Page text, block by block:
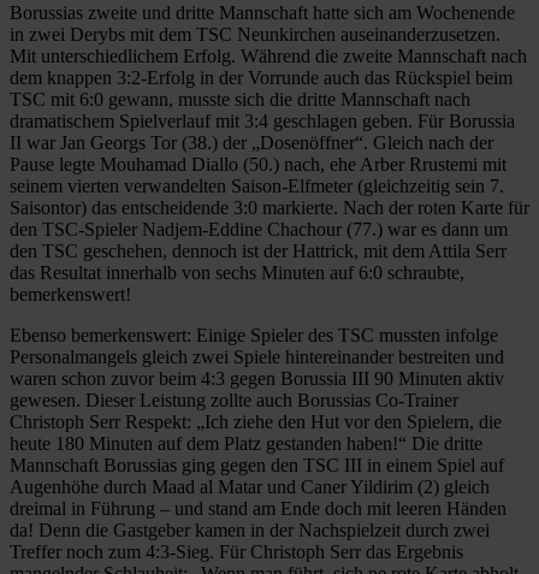
Borussias zweite und dritte Mannschaft hatte sich am Wochenende
in zwei Derybs mit dem TSC Neunkirchen auseinanderzusetzen.
Mit unterschiedlichem Erfolg. Während die zweite Mannschaft nach
dem knappen 3:2-Erfolg in der Vorrunde auch das Rückspiel beim
TSC mit 6:0 gewann, musste sich die dritte Mannschaft nach
dramatischem Spielverlauf mit 3:4 geschlagen geben. Für Borussia
II war Jan Georgs Tor (38.) der „Dosenöffner“. Gleich nach der
Pause legte Mouhamad Diallo (50.) nach, ehe Arber Rrustemi mit
seinem vierten verwandelten Saison-Elfmeter (gleichzeitig sein 7.
Saisontor) das entscheidende 3:0 markierte. Nach der roten Karte für
den TSC-Spieler Nadjem-Eddine Chachour (77.) war es dann um
den TSC geschehen, dennoch ist der Hattrick, mit dem Attila Serr
das Resultat innerhalb von sechs Minuten auf 6:0 schraubte,
bemerkenswert!
Ebenso bemerkenswert: Einige Spieler des TSC mussten infolge
Personalmangels gleich zwei Spiele hintereinander bestreiten und
waren schon zuvor beim 4:3 gegen Borussia III 90 Minuten aktiv
gewesen. Dieser Leistung zollte auch Borussias Co-Trainer
Christoph Serr Respekt: „Ich ziehe den Hut vor den Spielern, die
heute 180 Minuten auf dem Platz gestanden haben!“ Die dritte
Mannschaft Borussias ging gegen den TSC III in einem Spiel auf
Augenhöhe durch Maad al Matar und Caner Yildirim (2) gleich
dreimal in Führung – und stand am Ende doch mit leeren Händen
da! Denn die Gastgeber kamen in der Nachspielzeit durch zwei
Treffer noch zum 4:3-Sieg. Für Christoph Serr das Ergebnis